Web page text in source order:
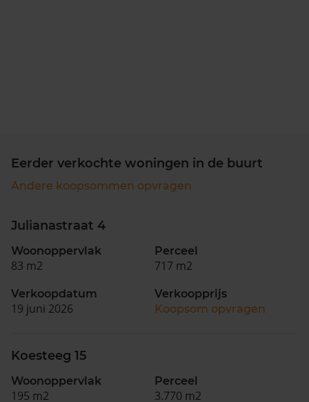
Eerder verkochte woningen in de buurt
Andere koopsommen opvragen
Julianastraat 4
Woonoppervlak
83 m2
Perceel
717 m2
Verkoopdatum
19 juni 2026
Verkoopprijs
Koopsom opvragen
Koesteeg 15
Woonoppervlak
195 m2
Perceel
3.770 m2